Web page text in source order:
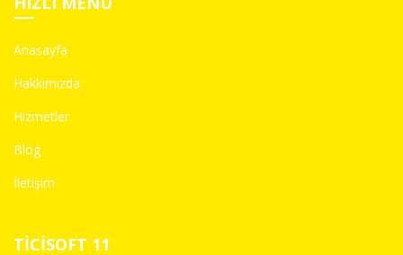
Anasayfa
Hakkımızda
Hizmetler
Blog
İletişim
TICISOFT 11